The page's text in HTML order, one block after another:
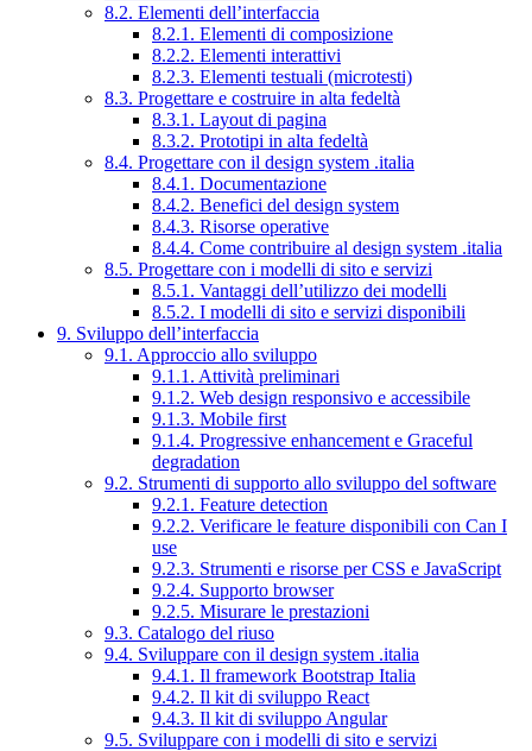
8.2. Elementi dell’interfaccia
8.2.1. Elementi di composizione
8.2.2. Elementi interattivi
8.2.3. Elementi testuali (microtesti)
8.3. Progettare e costruire in alta fedeltà
8.3.1. Layout di pagina
8.3.2. Prototipi in alta fedeltà
8.4. Progettare con il design system .italia
8.4.1. Documentazione
8.4.2. Benefici del design system
8.4.3. Risorse operative
8.4.4. Come contribuire al design system .italia
8.5. Progettare con i modelli di sito e servizi
8.5.1. Vantaggi dell’utilizzo dei modelli
8.5.2. I modelli di sito e servizi disponibili
9. Sviluppo dell’interfaccia
9.1. Approccio allo sviluppo
9.1.1. Attività preliminari
9.1.2. Web design responsivo e accessibile
9.1.3. Mobile first
9.1.4. Progressive enhancement e Graceful
degradation
9.2. Strumenti di supporto allo sviluppo del software
9.2.1. Feature detection
9.2.2. Verificare le feature disponibili con Can I
use
9.2.3. Strumenti e risorse per CSS e JavaScript
9.2.4. Supporto browser
9.2.5. Misurare le prestazioni
9.3. Catalogo del riuso
9.4. Sviluppare con il design system .italia
9.4.1. Il framework Bootstrap Italia
9.4.2. Il kit di sviluppo React
9.4.3. Il kit di sviluppo Angular
9.5. Sviluppare con i modelli di sito e servizi